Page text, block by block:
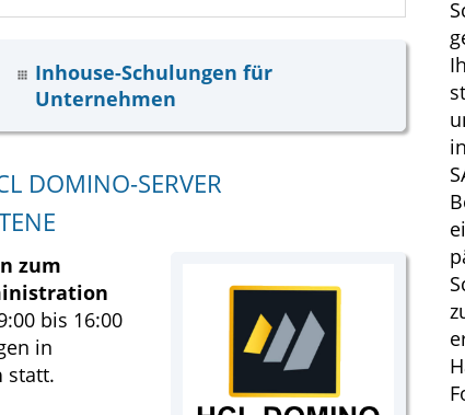
Inhouse-Schulungen für
Unternehmen
DOMINO-SERVER
zum
bis 16:00
in
statt.